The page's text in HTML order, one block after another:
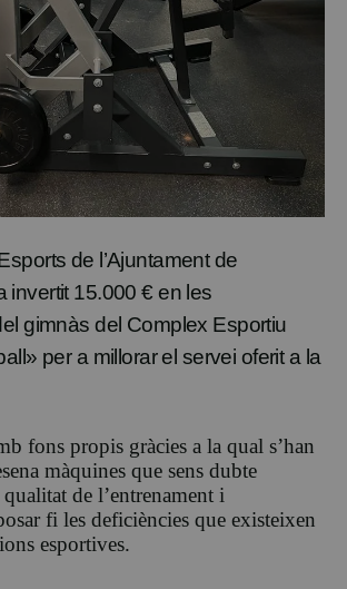
de l’Ajuntament de
invertit 15.000 € en les
gimnàs del Complex Esportiu
per a millorar el servei oferit a la
fons propis gràcies a la qual s’han
màquines que sens dubte
de l’entrenament i
fi les deficiències que existeixen
esportives.